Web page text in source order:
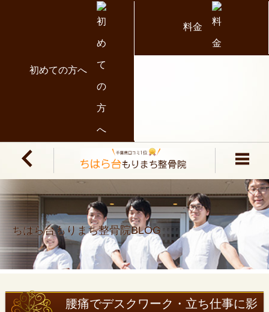
初めての方へ
料金
ちはら台もりまち整骨院BLOG
腰痛でデスクワーク・立ち仕事に影